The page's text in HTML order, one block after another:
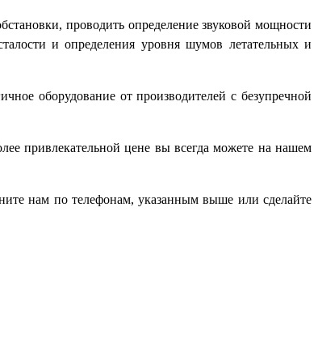
проводить определение звуковой мощности
и определения уровня шумов летательных и
оборудование от производителей с безупречной
привлекательной цене вы всегда можете на нашем
нам по телефонам, указанным выше или сделайте